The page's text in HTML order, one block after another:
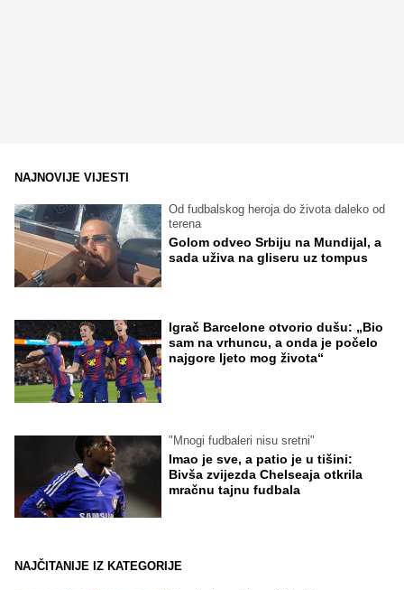
NAJNOVIJE VIJESTI
Od fudbalskog heroja do života daleko od
terena
Golom odveo Srbiju na Mundijal, a
sada uživa na gliseru uz tompus
Igrač Barcelone otvorio dušu: „Bio
sam na vrhuncu, a onda je počelo
najgore ljeto mog života“
"Mnogi fudbaleri nisu sretni"
Imao je sve, a patio je u tišini:
Bivša zvijezda Chelseaja otkrila
mračnu tajnu fudbala
NAJČITANIJE IZ KATEGORIJE